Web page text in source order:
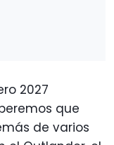
2027
que
de varios